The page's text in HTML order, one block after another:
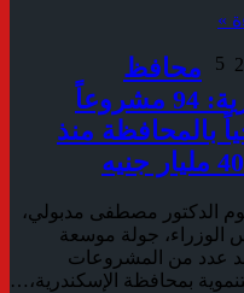
»
5
محافظ
الإسكندرية: 94 مشروعاً
بالمحافظة منذ
الدكتور مصطفى مدبولي،
جولة موسعة
عدد من المشروعات
بمحافظة الإسكندرية،…